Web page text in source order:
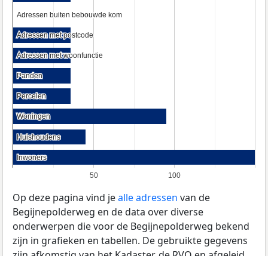
50 100
Adressen buiten bebouwde kom
Adressen buiten bebouwde kom
Adressen met postcode
Adressen met postcode
Adressen met woonfunctie
Adressen met woonfunctie
Panden
Panden
Percelen
Percelen
Woningen
Woningen
Huishoudens
Huishoudens
Inwoners
Inwoners
Op deze pagina vind jealle adressen van de
Begijnepolderweg en de data over diverse
onderwerpen die voor de Begijnepolderweg bekend
zijn in grafieken en tabellen. De gebruikte gegevens